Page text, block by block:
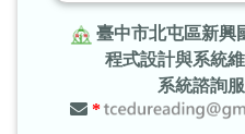
臺中市北屯區新興
程式設計與系統維
系統諮詢服
*